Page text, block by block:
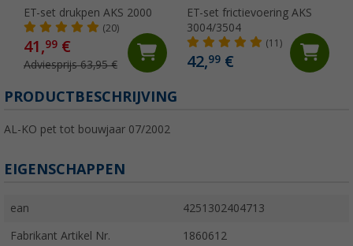
ET-set drukpen AKS 2000
(20)
41,99 €
Adviesprijs 63,95 €
ET-set frictievoering AKS
3004/3504
(11)
42,99€
PRODUCTBESCHRIJVING
AL-KO pet tot bouwjaar 07/2002
EIGENSCHAPPEN
ean 4251302404713
Fabrikant Artikel Nr. 1860612